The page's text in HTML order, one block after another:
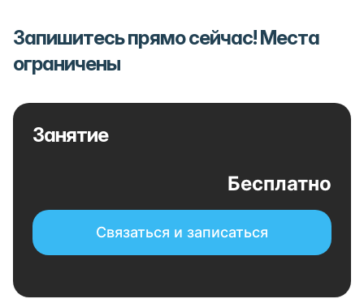
Запишитесь прямо сейчас! Места
ограничены
Занятие
Бесплатно
Связаться и записаться